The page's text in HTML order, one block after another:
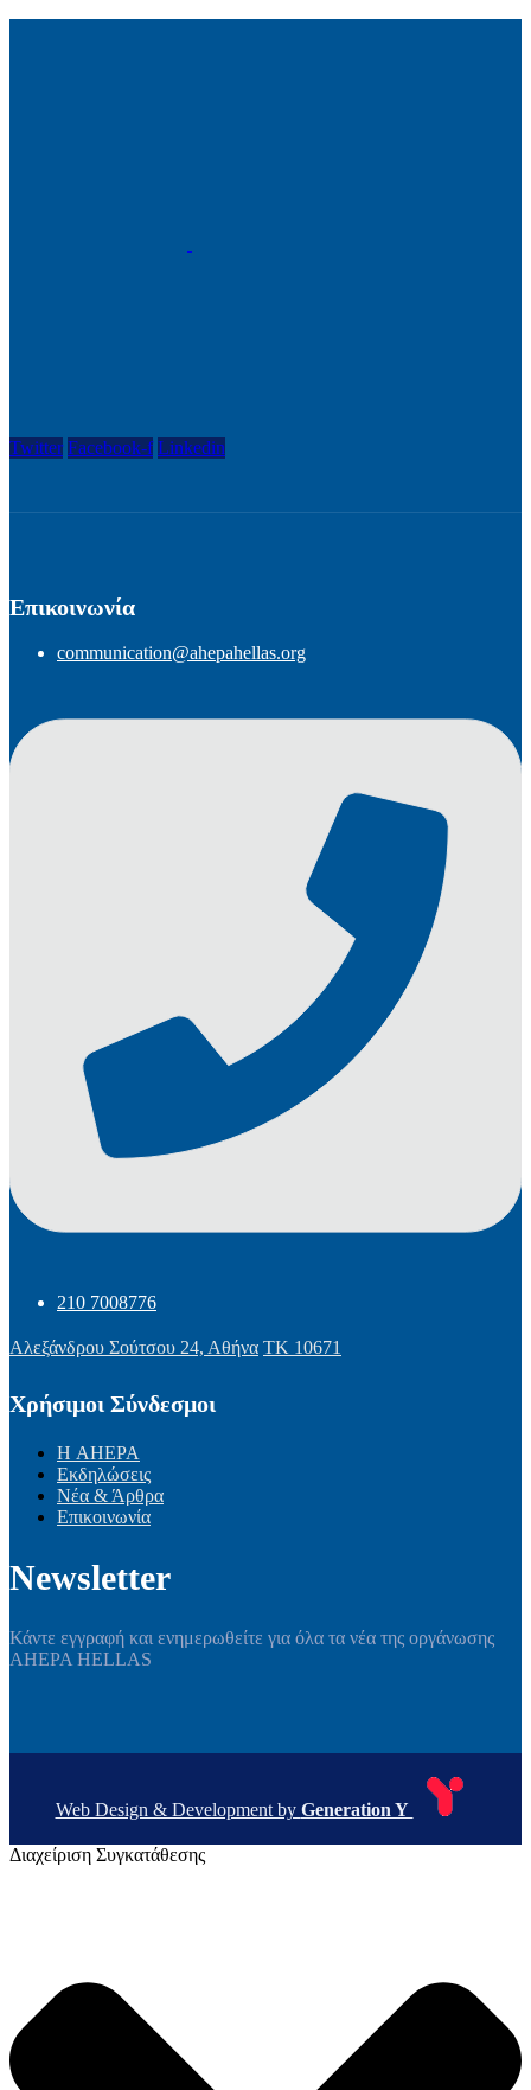
Twitter Facebook-f Linkedin
Επικοινωνία
communication@ahepahellas.org
210 7008776
Αλεξάνδρου Σούτσου 24, Αθήνα ΤΚ 10671
Χρήσιμοι Σύνδεσμοι
Η AHEPA
Εκδηλώσεις
Νέα & Άρθρα
Επικοινωνία
Newsletter
Κάντε εγγραφή και ενημερωθείτε για όλα τα νέα της οργάνωσης
AHEPA HELLAS
Web Design & Development by Generation Y
Διαχείριση Συγκατάθεσης